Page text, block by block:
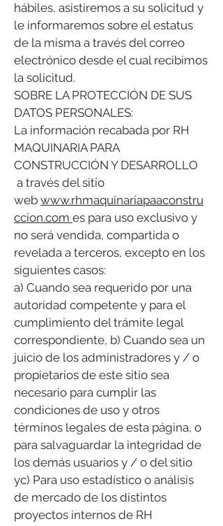
hábiles, asistiremos a su solicitud y
le informaremos sobre el estatus
de la misma a través del correo
electrónico desde el cual recibimos
la solicitud.
SOBRE LA PROTECCIÓN DE SUS
DATOS PERSONALES:
La información recabada por RH
MAQUINARIA PARA
CONSTRUCCIÓN Y DESARROLLO
a través del sitio
web www.rhmaquinariapaaconstru
ccion.com es para uso exclusivo y
no será vendida, compartida o
revelada a terceros, excepto en los
siguientes casos:
a) Cuando sea requerido por una
autoridad competente y para el
cumplimiento del trámite legal
correspondiente, b) Cuando sea un
juicio de los administradores y / o
propietarios de este sitio sea
necesario para cumplir las
condiciones de uso y otros
términos legales de esta página, o
para salvaguardar la integridad de
los demás usuarios y / o del sitio
yc) Para uso estadístico o análisis
de mercado de los distintos
proyectos internos de RH